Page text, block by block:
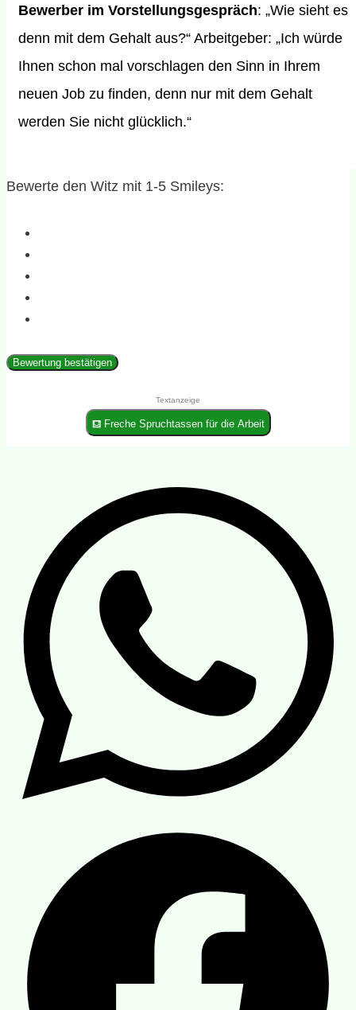
Bewerber im Vorstellungsgespräch: „Wie sieht es
denn mit dem Gehalt aus?“ Arbeitgeber: „Ich würde
Ihnen schon mal vorschlagen den Sinn in Ihrem
neuen Job zu finden, denn nur mit dem Gehalt
werden Sie nicht glücklich.“
Bewerte den Witz mit 1-5 Smileys:
Bewertung bestätigen
Textanzeige
⛾ Freche Spruchtassen für die Arbeit